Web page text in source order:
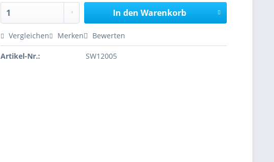
In den Warenkorb
Vergleichen Merken Bewerten
Artikel-Nr.: SW12005